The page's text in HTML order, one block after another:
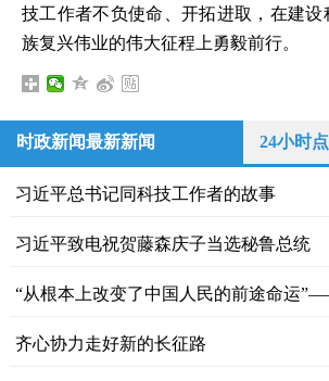
技工作者不负使命、开拓进取，在建设
族复兴伟业的伟大征程上勇毅前行。
时政新闻最新新闻 24小时
习近平总书记同科技工作者的故事
习近平致电祝贺藤森庆子当选秘鲁总统
“从根本上改变了中国人民的前途命运
齐心协力走好新的长征路